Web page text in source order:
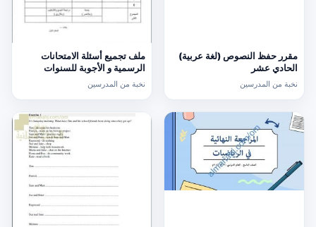
مقرر حفظ النصوص (لغة عربية)
الحادي عشر
نخبة من المدرسين
ملف تجميع أسئلة الامتحانات
الرسمية و الأجوبة للسنوات
السابقة الدور الأول (الامتحانات)
التاسع
نخبة من المدرسين